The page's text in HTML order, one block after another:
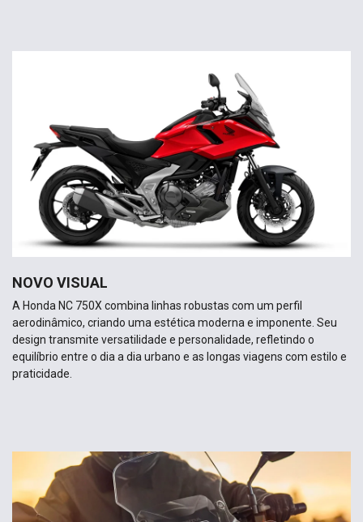
NOVO VISUAL
A Honda NC 750X combina linhas robustas com um perfil
aerodinâmico, criando uma estética moderna e imponente. Seu
design transmite versatilidade e personalidade, refletindo o
equilíbrio entre o dia a dia urbano e as longas viagens com estilo e
praticidade.